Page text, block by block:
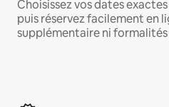
Choisissez vos dates
puis réservez facilement en
supplémentaire ni